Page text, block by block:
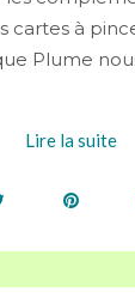
cartes à
Plume
Lire la suite